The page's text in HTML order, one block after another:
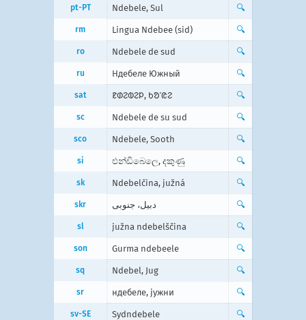
pt-PT Ndebele, Sul 🔍
rm Lingua Ndebee (sid) 🔍
ro Ndebele de sud 🔍
ru Ндебеле Южный 🔍
sat ᱱᱰᱮᱵᱮᱞ, ᱠᱚᱸᱭᱮ 🔍
sc Ndebele de su sud 🔍
sco Ndebele, Sooth 🔍
si එන්ඩිබෙලෙ, දකුණු 🔍
sk Ndebelčina, južná 🔍
skr دبیل، جنوبی 🔍
sl južna ndebelščina 🔍
son Gurma ndebeele 🔍
sq Ndebel, Jug 🔍
sr ндебеле, јужни 🔍
sv-SE Sydndebele 🔍